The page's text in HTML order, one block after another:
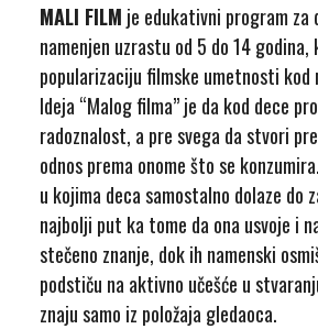
MALI FILM je edukativni program za
namenjen uzrastu od 5 do 14
popularizaciju filmske umetnosti kod
Ideja “Malog filma” je da kod dece
radoznalost, a pre svega da stvori
odnos prema onome što se
u kojima deca samostalno dolaze do
najbolji put ka tome da ona usvoje i
stečeno znanje, dok ih namenski
podstiču na aktivno učešće u
znaju samo iz položaja gledaoca.